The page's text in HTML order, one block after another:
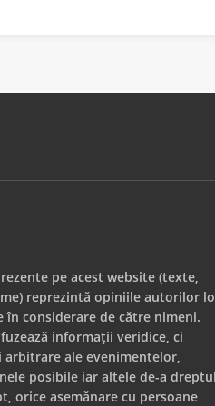
pe acest website (texte,
reprezintă opiniile autorilor
considerare de către nimeni.
informații veridice, ci
ale evenimentelor,
posibile iar altele de-a
orice asemănare cu persoane